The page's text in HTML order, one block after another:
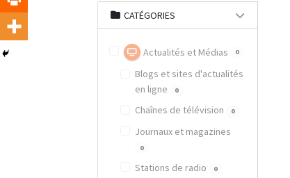
CATÉGORIES
Actualités et Médias 0
Blogs et sites d'actualités
en ligne
0
Chaînes de télévision 0
Journaux et magazines
0
Stations de radio 0